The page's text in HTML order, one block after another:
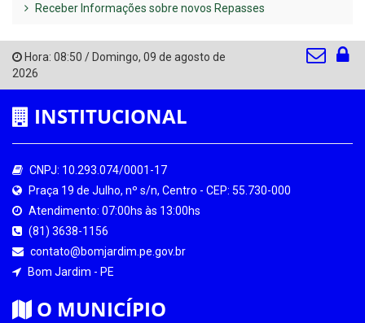
Receber Informações sobre novos Repasses
Hora: 08:50 /Domingo, 09 de agosto de
2026
INSTITUCIONAL
CNPJ: 10.293.074/0001-17
Praça 19 de Julho, nº s/n, Centro - CEP: 55.730-000
Atendimento: 07:00hs às 13:00hs
(81) 3638-1156
contato@bomjardim.pe.gov.br
Bom Jardim - PE
O MUNICÍPIO